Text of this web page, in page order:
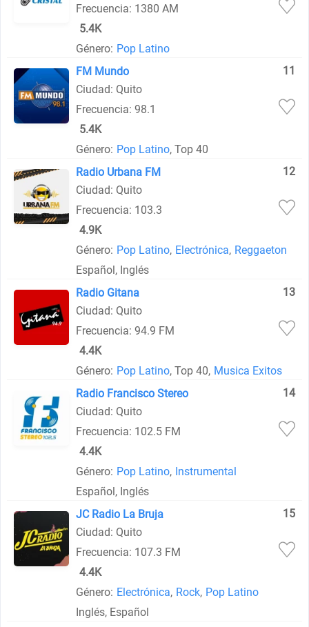
Frecuencia: 1380 AM
5.4K
Género: Pop Latino
FM Mundo
11
Ciudad: Quito
Frecuencia: 98.1
5.4K
Género: Pop Latino, Top 40
Radio Urbana FM
12
Ciudad: Quito
Frecuencia: 103.3
4.9K
Género: Pop Latino, Electrónica, Reggaeton
Español, Inglés
Radio Gitana
13
Ciudad: Quito
Frecuencia: 94.9 FM
4.4K
Género: Pop Latino, Top 40, Musica Exitos
Radio Francisco Stereo
14
Ciudad: Quito
Frecuencia: 102.5 FM
4.4K
Género: Pop Latino, Instrumental
Español, Inglés
JC Radio La Bruja
15
Ciudad: Quito
Frecuencia: 107.3 FM
4.4K
Género: Electrónica, Rock, Pop Latino
Inglés, Español